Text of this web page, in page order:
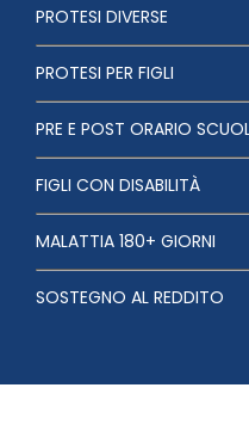
PROTESI DIVERSE
PROTESI PER FIGLI
PRE E POST ORARIO
FIGLI CON DISABILITÀ
MALATTIA 180+ GIORNI
SOSTEGNO AL REDDITO